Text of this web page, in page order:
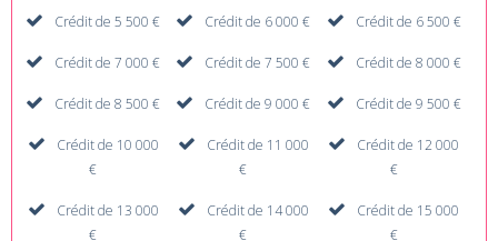
Crédit de 5 500 € Crédit de 6 000 € Crédit de 6 500 €
Crédit de 7 000 € Crédit de 7 500 € Crédit de 8 000 €
Crédit de 8 500 € Crédit de 9 000 € Crédit de 9 500 €
Crédit de 10 000
€
Crédit de 11 000
€
Crédit de 12 000
€
Crédit de 13 000
€
Crédit de 14 000
€
Crédit de 15 000
€